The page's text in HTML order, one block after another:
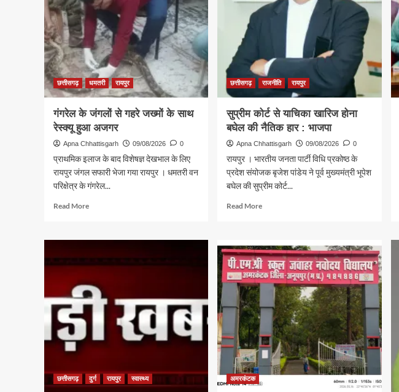
छत्तीसगढ़ धमतरी रायपुर
गंगरेल के जंगलों से गहरे जख्मों के साथ
रेस्क्यू हुआ अजगर
Apna Chhattisgarh 09/08/2026 0
प्राथमिक इलाज के बाद विशेषज्ञ देखभाल के लिए
रायपुर जंगल सफारी भेजा गया रायपुर । धमतरी वन
परिक्षेत्र के गंगरेल...
Read MoreRead
गंगरेल
गहरे
जख्मों
के
हुआ
छत्तीसगढ़ राजनीति रायपुर
सुप्रीम कोर्ट से याचिका खारिज होना
बघेल की नैतिक हार : भाजपा
Apna Chhattisgarh 09/08/2026 0
रायपुर । भारतीय जनता पार्टी विधि प्रकोष्ठ के
प्रदेश संयोजक बृजेश पांडेय ने पूर्व मुख्यमंत्री भूपेश
बघेल की सुप्रीम कोर्ट...
Read MoreRead
कोर्ट
से
याचिका
खारिज
बघेल
नैतिक
हार
:
भाजपा
छत्तीसगढ़ दुर्ग रायपुर स्वास्थ्य अमरकंटक